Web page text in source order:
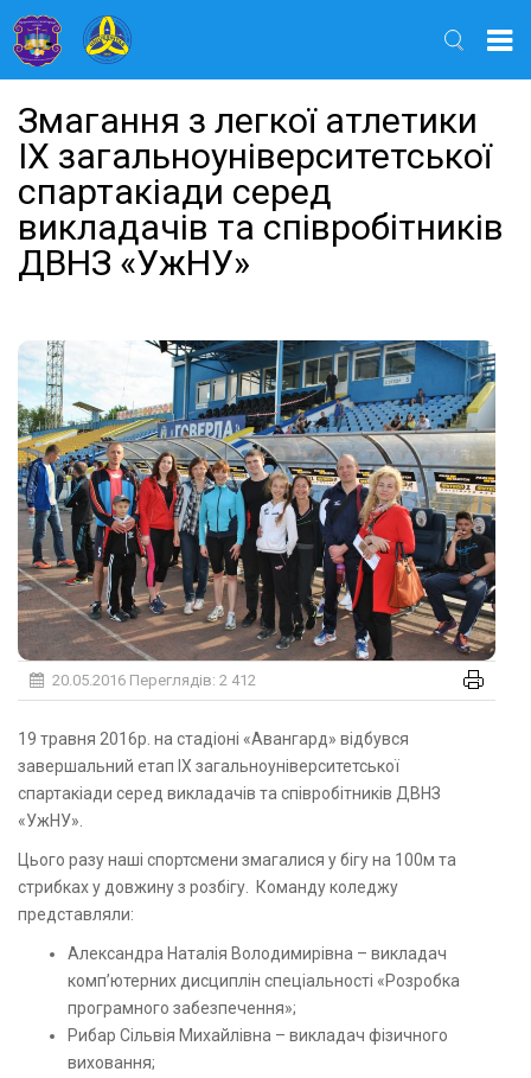
Змагання з легкої атлетики
ІХ загальноуніверситетської
спартакіади серед
викладачів та співробітників
ДВНЗ «УжНУ»
20.05.2016 Переглядів: 2 412
19 травня 2016р. на стадіоні «Авангард» відбувся
завершальний етап ІХ загальноуніверситетської
спартакіади серед викладачів та співробітників ДВНЗ
«УжНУ».
Цього разу наші спортсмени змагалися у бігу на 100м та
стрибках у довжину з розбігу. Команду коледжу
представляли:
Александра Наталія Володимирівна – викладач
комп’ютерних дисциплін спеціальності «Розробка
програмного забезпечення»;
Рибар Сільвія Михайлівна – викладач фізичного
виховання;